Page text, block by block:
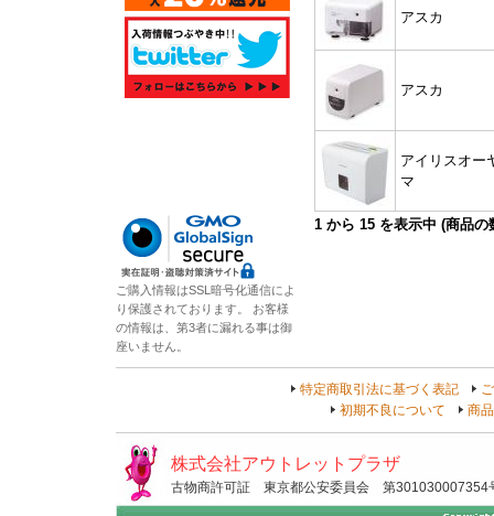
アスカ
アスカ
アイリスオー
マ
1 から 15 を表示中 (商品
ご購入情報はSSL暗号化通信によ
り保護されております。 お客様
の情報は、第3者に漏れる事は御
座いません。
特定商取引法に基づく表記
初期不良について
商
株式会社アウトレットプラザ
古物商許可証 東京都公安委員会 第301030007354